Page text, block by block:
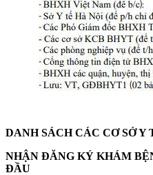
DANH SÁCH CÁC CƠ SỞ
NHẬN ĐĂNG KÝ KHÁM
ĐẦU